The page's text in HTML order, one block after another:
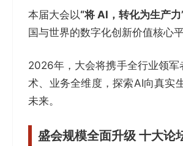
本届大会以“将 AI，转化为生产力
国与世界的数字化创新价值核心
2026年，大会将携手全行业领
术、业务全维度，探索AI向真实
未来。
盛会规模全面升级 十大论